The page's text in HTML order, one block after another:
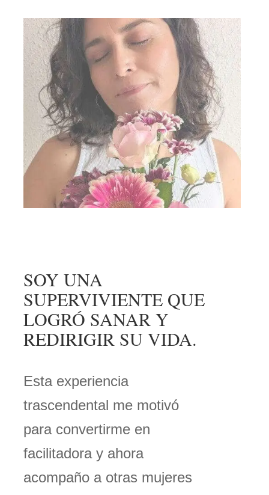
SOY UNA
SUPERVIVIENTE QUE
LOGRÓ SANAR Y
REDIRIGIR SU VIDA.
Esta experiencia
trascendental me motivó
para convertirme en
facilitadora y ahora
acompaño a otras mujeres